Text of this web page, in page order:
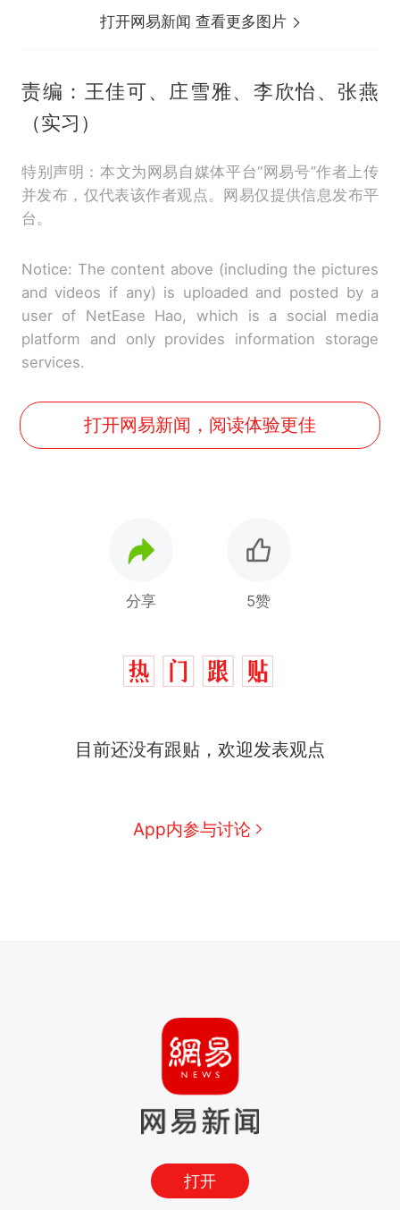
打开网易新闻 查看更多图片
责编：王佳可、庄雪雅、李欣怡、张燕
（实习）
特别声明：本文为网易自媒体平台“网易号”作者上传
并发布，仅代表该作者观点。网易仅提供信息发布平
台。
Notice: The content above (including the pictures
and videos if any) is uploaded and posted by a
user of NetEase Hao, which is a social media
platform and only provides information storage
services.
打开网易新闻，阅读体验更佳
分享 5赞
目前还没有跟贴，欢迎发表观点
App内参与讨论
打开